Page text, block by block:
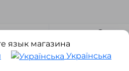
язык магазина
Українська
Отзывов